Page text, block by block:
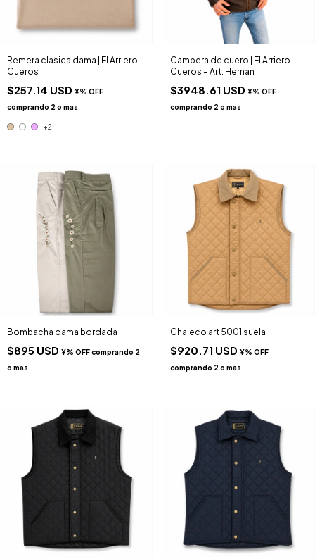
Remera clasica dama | El Arriero
Cueros
$257.14 USD
+2
Campera de cuero | El Arriero
Cueros – Art. Hernan
$3948.61 USD
Bombacha dama bordada
$895 USD
Chaleco art 5001 suela
$920.71 USD